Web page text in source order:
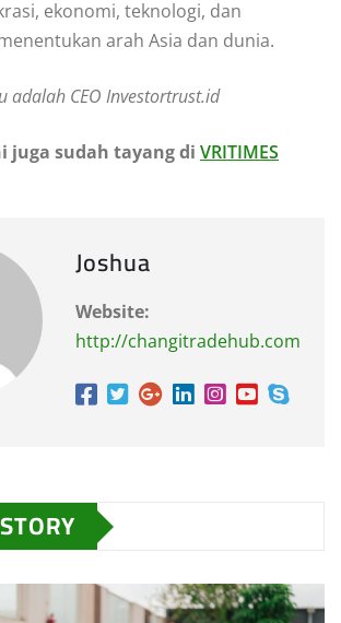
ekonomi, teknologi, dan
arah Asia dan dunia.
adalah CEO Investortrust.id
juga sudah tayang di VRITIMES
Joshua
Website:
http://changitradehub.com